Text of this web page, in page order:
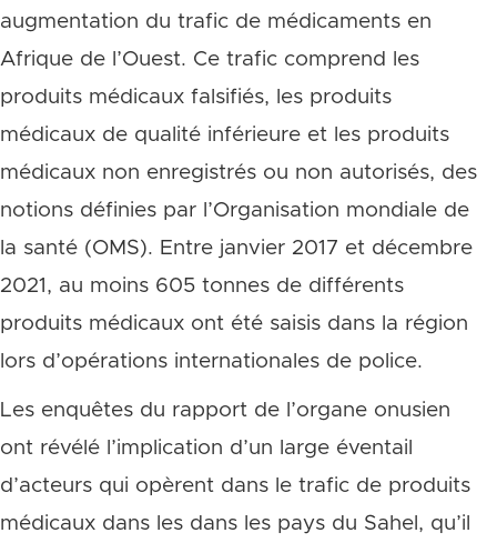
augmentation du trafic de médicaments en
Afrique de l’Ouest. Ce trafic comprend les
produits médicaux falsifiés, les produits
médicaux de qualité inférieure et les produits
médicaux non enregistrés ou non autorisés, des
notions définies par l’Organisation mondiale de
la santé (OMS). Entre janvier 2017 et décembre
2021, au moins 605 tonnes de différents
produits médicaux ont été saisis dans la région
lors d’opérations internationales de police.
Les enquêtes du rapport de l’organe onusien
ont révélé l’implication d’un large éventail
d’acteurs qui opèrent dans le trafic de produits
médicaux dans les dans les pays du Sahel, qu’il